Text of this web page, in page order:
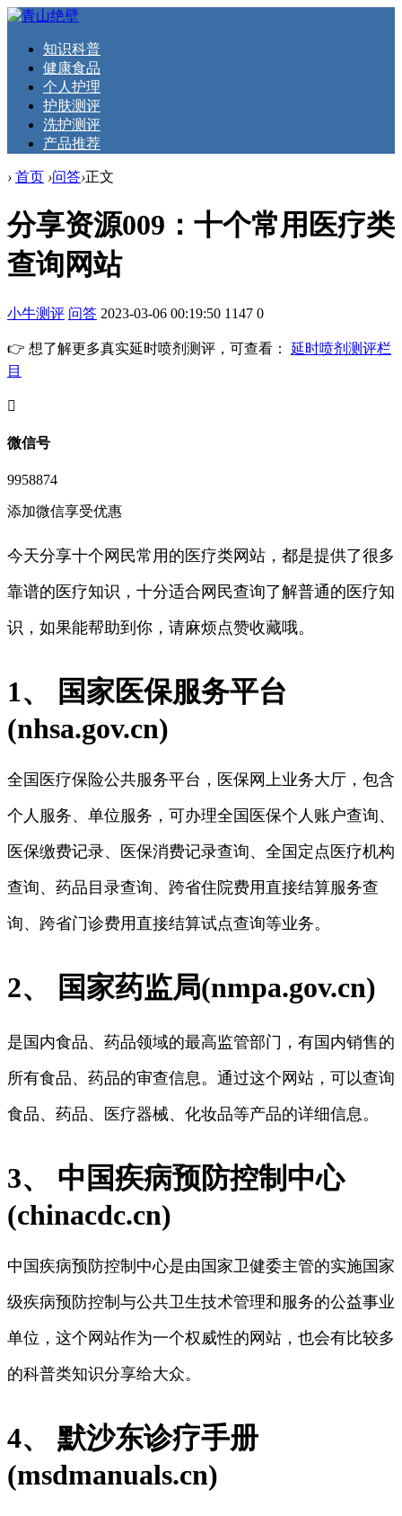
知识科普
健康食品
个人护理
护肤测评
洗护测评
产品推荐
› 首页 ›问答›正文
分享资源009：十个常用医疗类
查询网站
小牛测评 问答 2023-03-06 00:19:50 1147 0
👉 想了解更多真实延时喷剂测评，可查看： 延时喷剂测评栏
目
󦘖
微信号
9958874
添加微信享受优惠
今天分享十个网民常用的医疗类网站，都是提供了很多
靠谱的医疗知识，十分适合网民查询了解普通的医疗知
识，如果能帮助到你，请麻烦点赞收藏哦。
1、 国家医保服务平台
(nhsa.gov.cn)
全国医疗保险公共服务平台，医保网上业务大厅，包含
个人服务、单位服务，可办理全国医保个人账户查询、
医保缴费记录、医保消费记录查询、全国定点医疗机构
查询、药品目录查询、跨省住院费用直接结算服务查
询、跨省门诊费用直接结算试点查询等业务。
2、 国家药监局(nmpa.gov.cn)
是国内食品、药品领域的最高监管部门，有国内销售的
所有食品、药品的审查信息。通过这个网站，可以查询
食品、药品、医疗器械、化妆品等产品的详细信息。
3、 中国疾病预防控制中心
(chinacdc.cn)
中国疾病预防控制中心是由国家卫健委主管的实施国家
级疾病预防控制与公共卫生技术管理和服务的公益事业
单位，这个网站作为一个权威性的网站，也会有比较多
的科普类知识分享给大众。
4、 默沙东诊疗手册
(msdmanuals.cn)